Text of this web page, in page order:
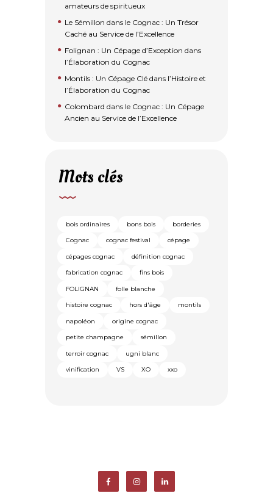
amateurs de spiritueux
Le Sémillon dans le Cognac : Un Trésor
Caché au Service de l’Excellence
Folignan : Un Cépage d’Exception dans
l’Élaboration du Cognac
Montils : Un Cépage Clé dans l’Histoire et
l’Élaboration du Cognac
Colombard dans le Cognac : Un Cépage
Ancien au Service de l’Excellence
Mots clés
bois ordinaires bons bois borderies
Cognac cognac festival cépage
cépages cognac définition cognac
fabrication cognac fins bois
FOLIGNAN folle blanche
histoire cognac hors d'âge montils
napoléon origine cognac
petite champagne sémillon
terroir cognac ugni blanc
vinification VS XO xxo